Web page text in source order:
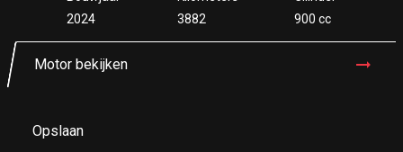
2024
3882
900 cc
Motor bekijken
Opslaan